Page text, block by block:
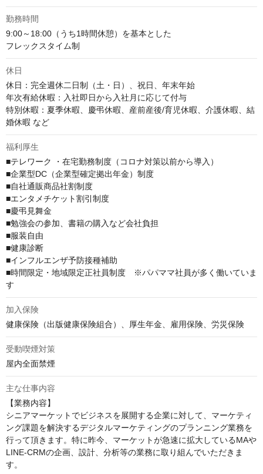
勤務時間
9:00～18:00（うち1時間休憩）を基本とした
フレックスタイム制
休日
休日：完全週休二日制（土・日）、祝日、年末年始
年次有給休暇：入社即日から入社月に応じて付与
特別休暇：夏季休暇、慶弔休暇、産前産後/育児休暇、介護休暇、結
婚休暇 など
福利厚生
■テレワーク ・在宅勤務制度（コロナ対策以前から導入）
■企業型DC（企業型確定拠出年金）制度
■自社通販商品社割制度
■エンタメチケット割引制度
■慶弔見舞金
■勉強会の参加、書籍の購入など会社負担
■服装自由
■健康診断
■インフルエンザ予防接種補助
■時間限定・地域限定正社員制度　※パパママ社員が多く働いていま
す
加入保険
健康保険（出版健康保険組合）、厚生年金、雇用保険、労災保険
受動喫煙対策
屋内全面禁煙
主な仕事内容
【業務内容】
シニアマーケットでビジネスを展開する企業に対して、マーケティ
ング課題を解決するデジタルマーケティングのプランニング業務を
行って頂きます。特に昨今、マーケットが急速に拡大しているMAや
LINE-CRMの企画、設計、分析等の業務に取り組んでいただきま
す。